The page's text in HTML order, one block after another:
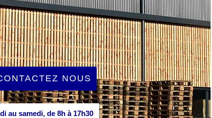
NOUS
au samedi, de 8h à 17h30